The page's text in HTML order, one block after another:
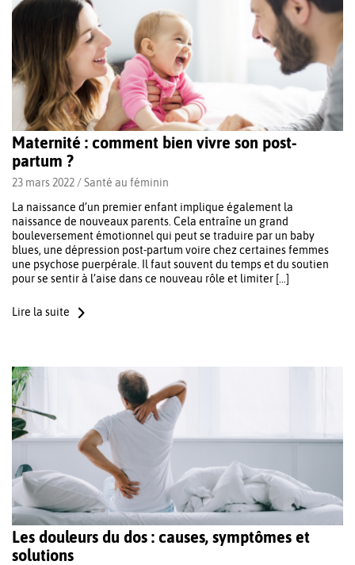
Maternité : comment bien vivre son post-
partum ?
23 mars 2022 /Santé au féminin
La naissance d’un premier enfant implique également la
naissance de nouveaux parents. Cela entraîne un grand
bouleversement émotionnel qui peut se traduire par un baby
blues, une dépression post-partum voire chez certaines femmes
une psychose puerpérale. Il faut souvent du temps et du soutien
pour se sentir à l’aise dans ce nouveau rôle et limiter […]
Lire la suite
Les douleurs du dos : causes, symptômes et
solutions